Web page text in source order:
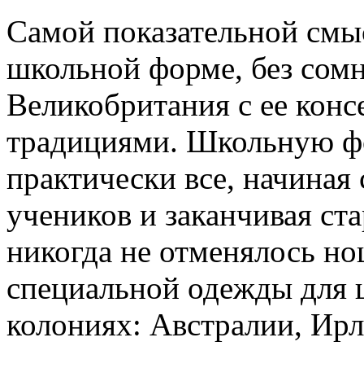
Самой показательной
школьной форме, без
Великобритания с ее
традициями. Школьную
практически все,
учеников и заканчивая
никогда не отменялось
специальной одежды
колониях: Австралии,